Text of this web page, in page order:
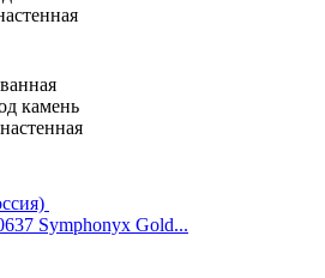
камень
Symphonyx Gold...